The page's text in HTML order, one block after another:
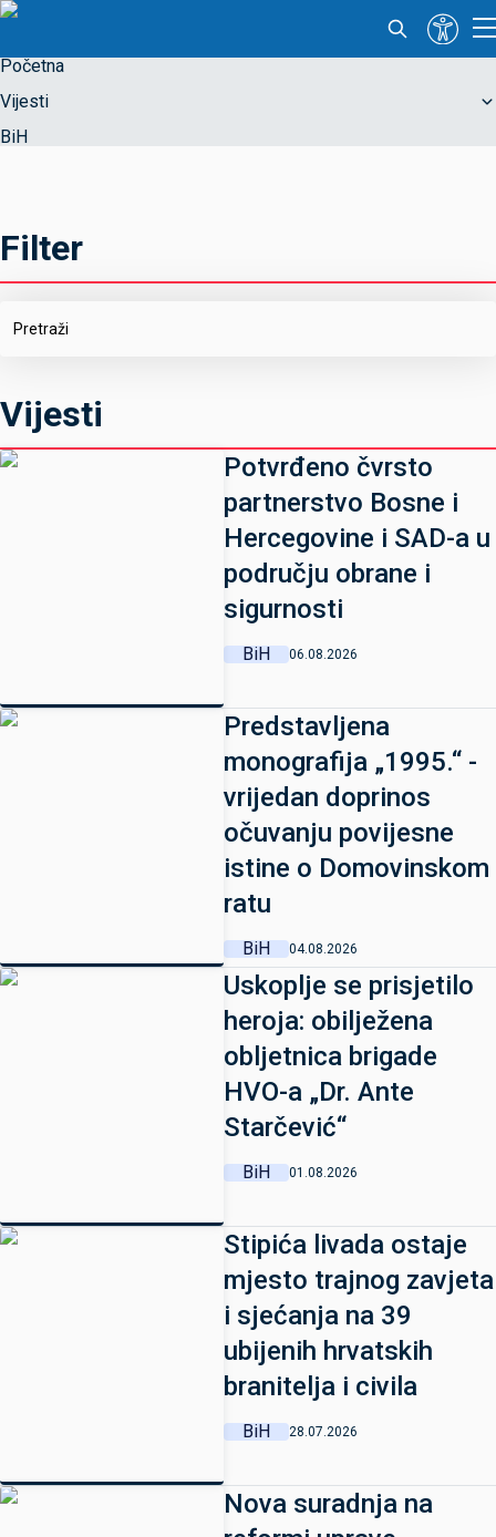
Početna
Vijesti
BiH
Vijesti
Potvrđeno čvrsto
partnerstvo Bosne i
Hercegovine i SAD-a u
području obrane i
sigurnosti
BiH 06.08.2026
Predstavljena
monografija „1995.“ -
vrijedan doprinos
očuvanju povijesne
istine o Domovinskom
ratu
BiH 04.08.2026
Uskoplje se prisjetilo
heroja: obilježena
obljetnica brigade
HVO-a „Dr. Ante
Starčević“
BiH 01.08.2026
Stipića livada ostaje
mjesto trajnog zavjeta
i sjećanja na 39
ubijenih hrvatskih
branitelja i civila
BiH 28.07.2026
Nova suradnja na
Filter